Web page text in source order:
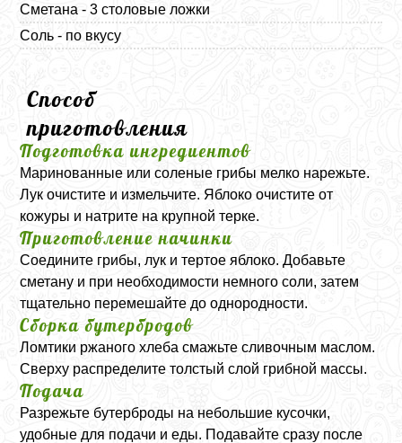
Сметана - 3 столовые ложки
Соль - по вкусу
Способ
приготовления
Подготовка ингредиентов
Маринованные или соленые грибы мелко нарежьте.
Лук очистите и измельчите. Яблоко очистите от
кожуры и натрите на крупной терке.
Приготовление начинки
Соедините грибы, лук и тертое яблоко. Добавьте
сметану и при необходимости немного соли, затем
тщательно перемешайте до однородности.
Сборка бутербродов
Ломтики ржаного хлеба смажьте сливочным маслом.
Сверху распределите толстый слой грибной массы.
Подача
Разрежьте бутерброды на небольшие кусочки,
удобные для подачи и еды. Подавайте сразу после